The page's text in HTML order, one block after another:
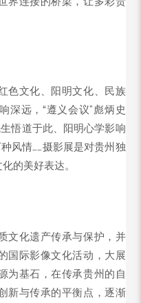
色文化、阳明文化、民族
深远，“遵义会议”彪炳史
悟道于此、阳明心学影响
风情……摄影展是对贵州独
的美好表达。
文化遗产传承与保护，并
国际影像文化活动，大展
为基石，在传承贵州的自
新与传承的平衡点，逐渐